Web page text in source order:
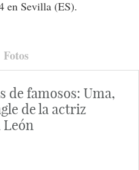
en Sevilla (ES).
Fotos
de famosos: Uma,
de la actriz
León